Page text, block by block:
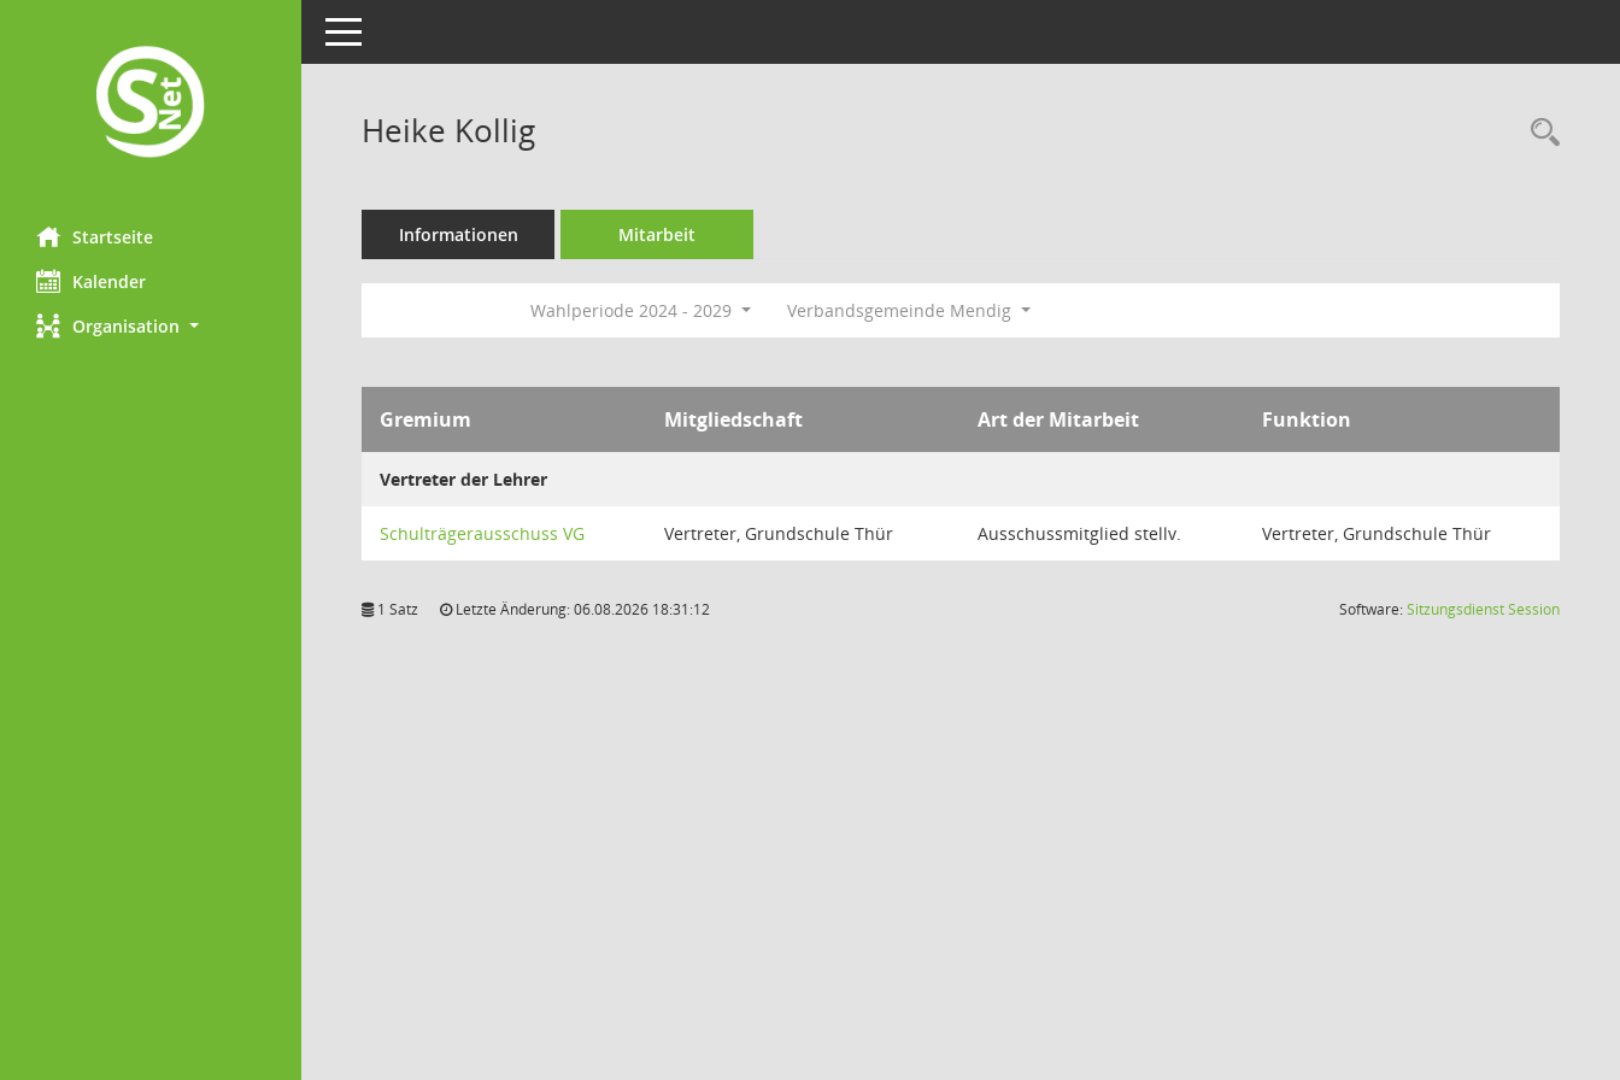
Startseite
Kalender
Organisation
Toggle navigation
Heike Kollig
Informationen Mitarbeit
Wahlperiode 2024 - 2029 Verbandsgemeinde Mendig
Gremium Mitgliedschaft Art der Mitarbeit Funktion
Vertreter der Lehrer
Schulträgerausschuss VG Vertreter, Grundschule Thür Ausschussmitglied stellv. Vertreter, Grundschule Thür
1 Satz Letzte Änderung: 06.08.2026 18:31:12 Software:SitzungsdienstSession(Wird in